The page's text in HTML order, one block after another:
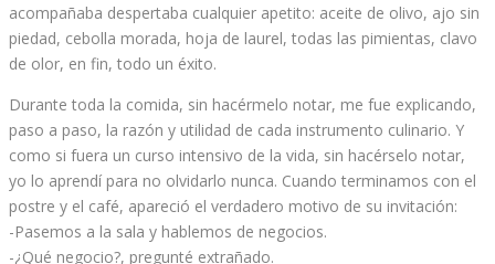
acompañaba despertaba cualquier apetito: aceite de olivo, ajo sin
piedad, cebolla morada, hoja de laurel, todas las pimientas, clavo
de olor, en fin, todo un éxito.
Durante toda la comida, sin hacérmelo notar, me fue explicando,
paso a paso, la razón y utilidad de cada instrumento culinario. Y
como si fuera un curso intensivo de la vida, sin hacérselo notar,
yo lo aprendí para no olvidarlo nunca. Cuando terminamos con el
postre y el café, apareció el verdadero motivo de su invitación:
-Pasemos a la sala y hablemos de negocios.
-¿Qué negocio?, pregunté extrañado.